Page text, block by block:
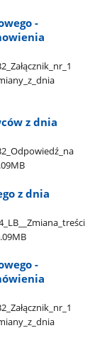
-
z dnia
z dnia
-